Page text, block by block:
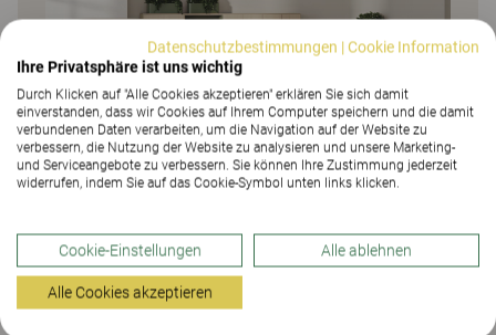
Verwendete Produkte
Datenschutzbestimmungen |Cookie Information
Ihre Privatsphäre ist uns wichtig
Durch Klicken auf "Alle Cookies akzeptieren" erklären Sie sich damit
einverstanden, dass wir Cookies auf Ihrem Computer speichern und die damit
verbundenen Daten verarbeiten, um die Navigation auf der Website zu
verbessern, die Nutzung der Website zu analysieren und unsere Marketing-
und Serviceangebote zu verbessern. Sie können Ihre Zustimmung jederzeit
widerrufen, indem Sie auf das Cookie-Symbol unten links klicken.
Cookie-Einstellungen Alle ablehnen
Alle Cookies akzeptieren